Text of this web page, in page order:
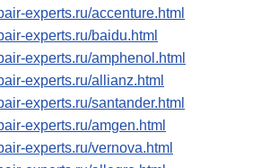
experts.ru/accenture.html
experts.ru/baidu.html
experts.ru/amphenol.html
experts.ru/allianz.html
experts.ru/santander.html
experts.ru/amgen.html
experts.ru/vernova.html